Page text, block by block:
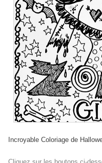
Incroyable Coloriage de